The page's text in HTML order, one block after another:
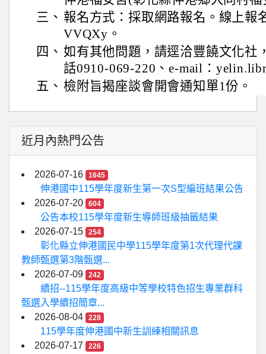
三、 報名方式：採取網路報名。線上報
VVQXy。
四、 如有其他問題，請逕洽豐饒文化社
話0910-069-220、e-mail：
五、 檢附旨揭座談會開會通知單1份。
近月內熱門公告
2026-07-16 1645
伸港國中115學年度新生第一次S型編班結果公告
2026-07-20
604
公告本校115學年度新生導師班級抽籤結果
2026-07-15
254
彰化縣立伸港國民中學115學年度第1次代理代課
教師甄選第3階甄選...
2026-07-09
242
續招--115學年度高級中等學校特色招生專業群科
甄選入學續招簡章...
2026-08-04
228
115學年度伸港國中新生訓練相關訊息
2026-07-17
226